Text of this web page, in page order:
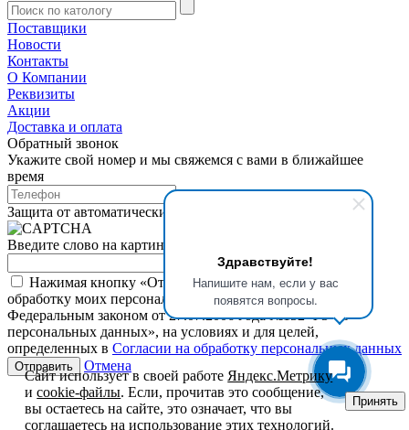
Здравствуйте!
Напишите нам, если у вас
появятся вопросы.
Поставщики
Новости
Контакты
О Компании
Реквизиты
Акции
Доставка и оплата
Обратный звонок
Укажите свой номер и мы свяжемся с вами в ближайшее
время
Защита от автоматических сообщений
Введите слово на картинке
Нажимая кнопку «Отправить», я даю свое согласие на
обработку моих персональных данных, в соответствии с
Федеральным законом от 27.07.2006 года №152-ФЗ «О
персональных данных», на условиях и для целей,
определенных в Согласии на обработку персональных данных
Отмена
Сайт использует в своей работе Яндекс.Метрику
иcookie-файлы. Если, прочитав это сообщение,
вы остаетесь на сайте, это означает, что вы
соглашаетесь на использование этих технологий.
Принять